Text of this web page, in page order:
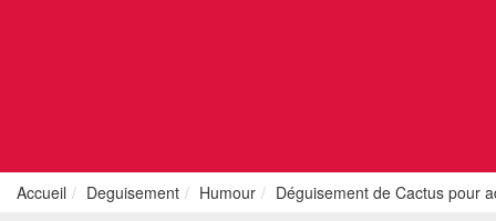
Accueil Deguisement Humour Déguisement de Cactus pour